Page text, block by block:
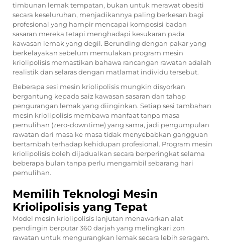
timbunan lemak tempatan, bukan untuk merawat obesiti
secara keseluruhan, menjadikannya paling berkesan bagi
profesional yang hampir mencapai komposisi badan
sasaran mereka tetapi menghadapi kesukaran pada
kawasan lemak yang degil. Berunding dengan pakar yang
berkelayakan sebelum memulakan program mesin
kriolipolisis memastikan bahawa rancangan rawatan adalah
realistik dan selaras dengan matlamat individu tersebut.
Beberapa sesi mesin kriolipolisis mungkin disyorkan
bergantung kepada saiz kawasan sasaran dan tahap
pengurangan lemak yang diinginkan. Setiap sesi tambahan
mesin kriolipolisis membawa manfaat tanpa masa
pemulihan (zero-downtime) yang sama, jadi pengumpulan
rawatan dari masa ke masa tidak menyebabkan gangguan
bertambah terhadap kehidupan profesional. Program mesin
kriolipolisis boleh dijadualkan secara berperingkat selama
beberapa bulan tanpa perlu mengambil sebarang hari
pemulihan.
Memilih Teknologi Mesin
Kriolipolisis yang Tepat
Model mesin kriolipolisis lanjutan menawarkan alat
pendingin berputar 360 darjah yang melingkari zon
rawatan untuk mengurangkan lemak secara lebih seragam.